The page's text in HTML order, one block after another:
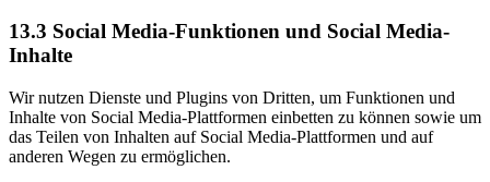
13.3 Social Media-Funktionen und Social Media-
Inhalte
Wir nutzen Dienste und Plugins von Dritten, um Funktionen und
Inhalte von Social Media-Plattformen einbetten zu können sowie um
das Teilen von Inhalten auf Social Media-Plattformen und auf
anderen Wegen zu ermöglichen.